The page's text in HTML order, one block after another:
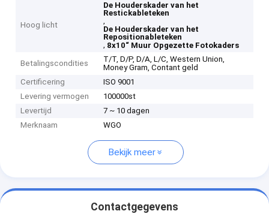
Hoog licht
De Houderskader van het
Restickableteken
,
De Houderskader van het
Repositionableteken
, 8x10“ Muur Opgezette Fotokaders
Betalingscondities
T/T, D/P, D/A, L/C, Western Union,
Money Gram, Contant geld
Certificering
ISO 9001
Levering vermogen
100000st
Levertijd
7 ~ 10 dagen
Merknaam
WGO
Bekijk meer
Contactgegevens